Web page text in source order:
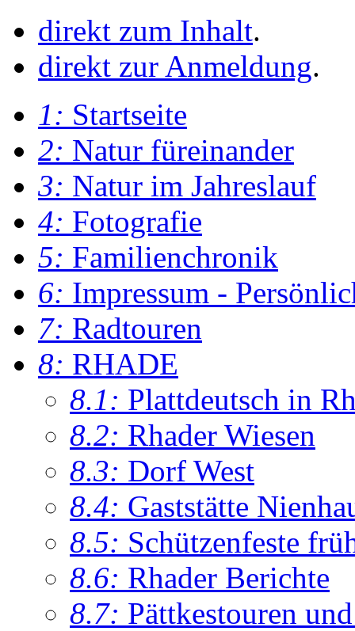
direkt zum Inhalt.
direkt zur Anmeldung.
1: Startseite
2: Natur füreinander
3: Natur im Jahreslauf
4: Fotografie
5: Familienchronik
6: Impressum -
7: Radtouren
8: RHADE
8.1: Plattdeutsch in
8.2: Rhader Wiesen
8.3: Dorf West
8.4: Gaststätte
8.5: Schützenfeste
8.6: Rhader Berichte
8.7: Pättkestouren